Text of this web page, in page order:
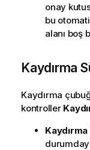
onay
bu
alanı boş
Kaydırma
Kaydırma
kontroller